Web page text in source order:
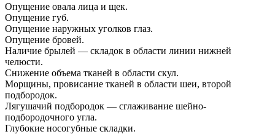
Опущение овала лица и щек.
Опущение губ.
Опущение наружных уголков глаз.
Опущение бровей.
Наличие брылей — складок в области линии нижней
челюсти.
Снижение объема тканей в области скул.
Морщины, провисание тканей в области шеи, второй
подбородок.
Лягушачий подбородок — сглаживание шейно-
подбородочного угла.
Глубокие носогубные складки.